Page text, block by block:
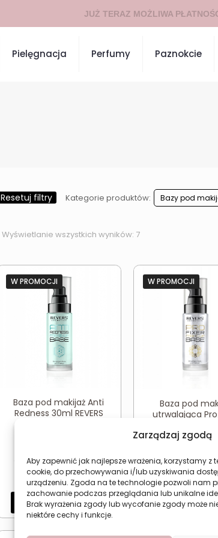
Zarządzaj zgodą
Aby zapewnić jak najlepsze wrażenia, korzystamy z
cookie, do przechowywania i/lub uzyskiwania
urządzeniu. Zgoda na te technologie pozwoli nam
zachowanie podczas przeglądania lub unikalne
Brak wyrażenia zgody lub wycofanie zgody może
niektóre cechy i funkcje.
Pielęgnacja Perfumy Paznokcie
Resetuj filtry Kategorie produktów: Bazy pod
Wyświetlanie wszystkich wyników: 7
W PROMOCJI
Baza pod makijaż Anti
Redness 30ml REVERS
wynosiła:
27,29 zł.
wynosi:
20,47 zł.
ostatnich 30 dni:20,47zł
Dodaj do koszyka
W PROMOCJI
Baza pod
utrwalająca Pro
29,74 zł
Najniższa cena
ostatnich 30 dni:
Dodaj do
JUŻ TERAZ MOŻLIWA